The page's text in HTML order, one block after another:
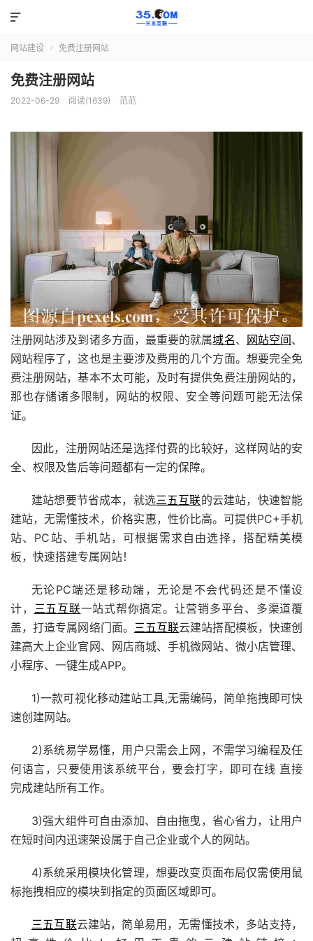

网站建设  免费注册网站
免费注册网站
2022-06-29 阅读(1639) 范范
注册网站涉及到诸多方面，最重要的就属域名、 网站空间、
网站程序了，这也是主要涉及费用的几个方面。想要完全免
费注册网站，基本不太可能，及时有提供免费注册网站的，
那也存储诸多限制，网站的权限、安全等问题可能无法保
证。
因此，注册网站还是选择付费的比较好，这样网站的安
全、权限及售后等问题都有一定的保障。
建站想要节省成本，就选三五互联的云建站，快速智能
建站，无需懂技术，价格实惠，性价比高。可提供PC+手机
站、PC站、手机站，可根据需求自由选择，搭配精美模
板，快速搭建专属网站！
无论PC端还是移动端，无论是不会代码还是不懂设
计，
三五互联一站式帮你搞定。让营销多平台、多渠道覆
盖，打造专属网络门面。 三五互联云建站搭配模板，快速创
建高大上企业官网、网店商城、手机微网站、微小店管理、
小程序、一键生成APP。
1)一款可视化移动建站工具,无需编码，简单拖拽即可快
速创建网站。
2)系统易学易懂，用户只需会上网，不需学习编程及任
何语言，只要使用该系统平台，要会打字，即可在线 直接
完成建站所有工作。
3)强大组件可自由添加、自由拖曳，省心省力，让用户
在短时间内迅速架设属于自己企业或个人的网站。
4)系统采用模块化管理，想要改变页面布局仅需使用鼠
标拖拽相应的模块到指定的页面区域即可。
三五互联云建站，简单易用，无需懂技术，多站支持，